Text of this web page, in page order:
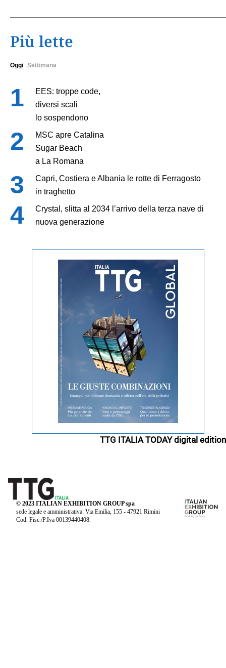
Più lette
Oggi Settimana
EES: troppe code,
diversi scali
lo sospendono
MSC apre Catalina
Sugar Beach
a La Romana
Capri, Costiera e Albania le rotte di Ferragosto
in traghetto
Crystal, slitta al 2034 l’arrivo della terza nave di
nuova generazione
TTG ITALIA TODAY digital edition
© 2023 ITALIAN EXHIBITION GROUP spa
sede legale e amministrativa: Via Emilia, 155 - 47921 Rimini
Cod. Fisc./P.Iva 00139440408.